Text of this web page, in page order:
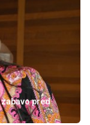
pred